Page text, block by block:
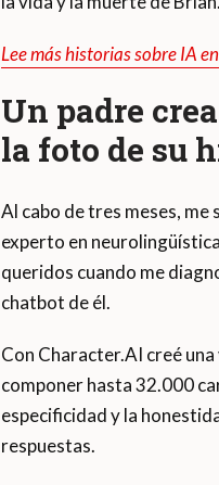
Lee más historias sobre IA
Un padre
la foto de su
Al cabo de tres meses,
experto en
queridos cuando me
chatbot de él.
Con Character.AI creé
componer hasta 32.000
especificidad y la
respuestas.